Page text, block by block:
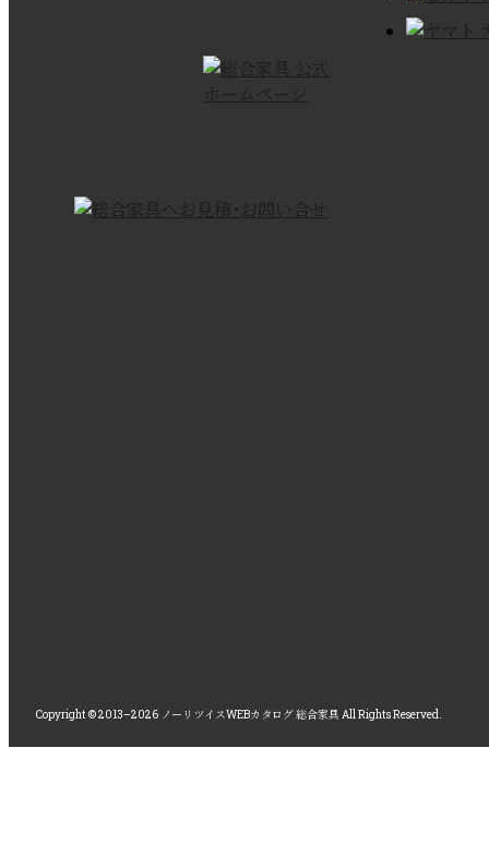
Copyright © 2013–2026 ノーリツイスWEBカタログ 総合家具 All Rights Reserved.